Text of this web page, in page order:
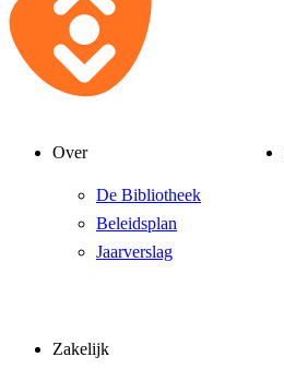
Over
De Bibliotheek
Beleidsplan
Jaarverslag
Zakelijk